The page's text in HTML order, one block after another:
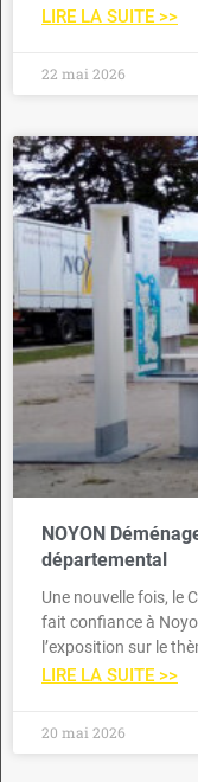
LIRE LA SUITE >>
22 mai 2026
NOYON
départemental
Une nouvelle fois, le
fait confiance à
l’exposition sur le
LIRE LA SUITE >>
20 mai 2026